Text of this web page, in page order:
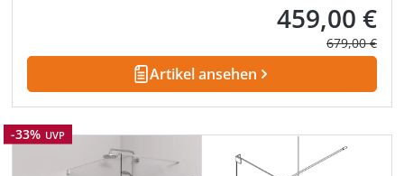
Verkaufspreis:
459,00 €
Regulärer
679,00 €
Artikel ansehen
Rabatt
-33% UVP